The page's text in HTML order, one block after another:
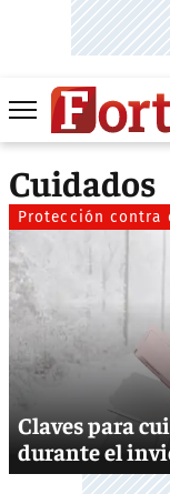
Cuidados
Protección contra
Claves para
durante el